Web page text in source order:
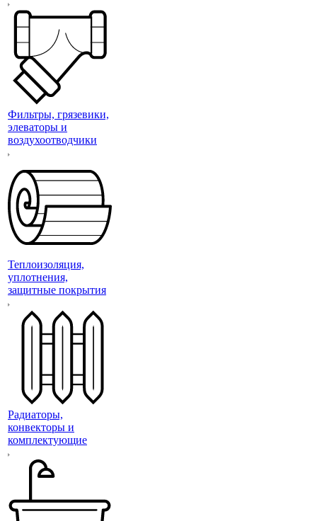
Фильтры, грязевики,
элеваторы и
воздухоотводчики
Теплоизоляция,
уплотнения,
защитные покрытия
Радиаторы,
конвекторы и
комплектующие